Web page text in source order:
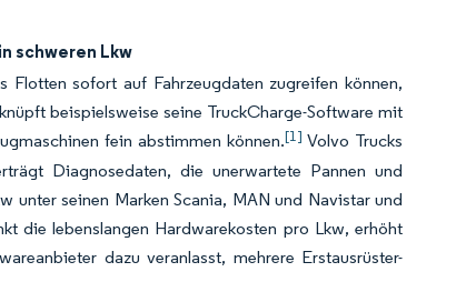
schweren Lkw
Flotten sofort auf Fahrzeugdaten zugreifen können,
beispielsweise seine TruckCharge-Software mit
fein abstimmen können.[1] Volvo Trucks
Diagnosedaten, die unerwartete Pannen und
unter seinen Marken Scania, MAN und Navistar und
die lebenslangen Hardwarekosten pro Lkw, erhöht
dazu veranlasst, mehrere Erstausrüster-